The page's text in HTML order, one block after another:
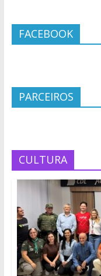
FACEBOOK
PARCEIROS
CULTURA